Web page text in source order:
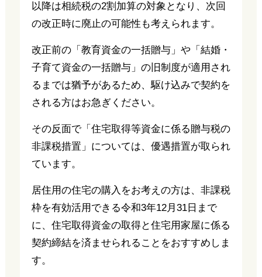
以降は相続税の2割加算の対象となり、次回
の改正時に廃止の可能性も考えられます。
改正前の「教育資金の一括贈与」や「結婚・
子育て資金の一括贈与」の旧制度が適用され
るまでは猶予があるため、駆け込みで契約を
される方はお急ぎください。
その反面で「住宅取得等資金に係る贈与税の
非課税措置」については、優遇措置が取られ
ています。
居住用の住宅の購入をお考えの方は、非課税
枠を有効活用できる令和3年12月31日まで
に、住宅取得資金の取得と住宅用家屋に係る
契約締結を済ませられることをおすすめしま
す。